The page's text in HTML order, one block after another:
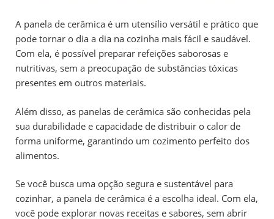
A panela de cerâmica é um utensílio versátil e prático que
pode tornar o dia a dia na cozinha mais fácil e saudável.
Com ela, é possível preparar refeições saborosas e
nutritivas, sem a preocupação de substâncias tóxicas
presentes em outros materiais.
Além disso, as panelas de cerâmica são conhecidas pela
sua durabilidade e capacidade de distribuir o calor de
forma uniforme, garantindo um cozimento perfeito dos
alimentos.
Se você busca uma opção segura e sustentável para
cozinhar, a panela de cerâmica é a escolha ideal. Com ela,
você pode explorar novas receitas e sabores, sem abrir